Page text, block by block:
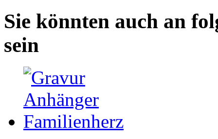
Sie könnten auch an
sein